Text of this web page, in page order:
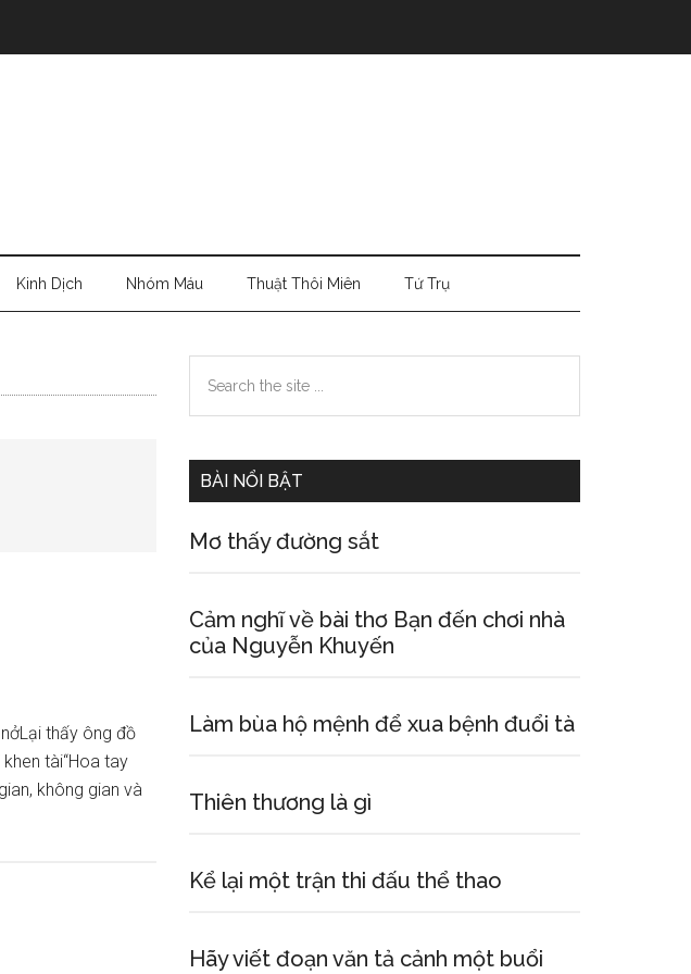
Kinh Dịch Nhóm Máu Thuật Thôi Miên Tứ Trụ
thấy ông đồ
tài“Hoa tay
không gian và
Primary
Sidebar
the
BÀI NỔI BẬT
Mơ thấy đường sắt
Cảm nghĩ về bài thơ Bạn đến chơi nhà
của Nguyễn Khuyến
Làm bùa hộ mệnh để xua bệnh đuổi tà
Thiên thương là gì
Kể lại một trận thi đấu thể thao
Hãy viết đoạn văn tả cảnh một buổi